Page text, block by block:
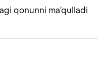
qonunni ma’qulladi